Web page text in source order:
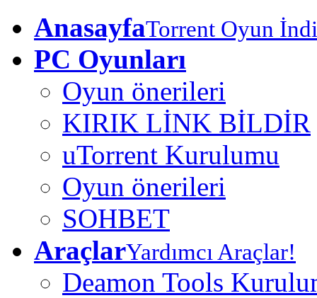
AnasayfaTorrent Oyun
PC Oyunları
Oyun önerileri
KIRIK LİNK BİLDİR
uTorrent Kurulumu
Oyun önerileri
SOHBET
AraçlarYardımcı Araçlar!
Deamon Tools